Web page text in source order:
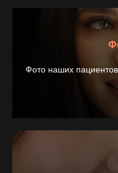
Фото наших